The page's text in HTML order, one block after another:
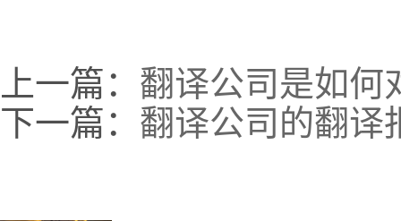
上一篇： 翻译公司是如何
下一篇： 翻译公司的翻译